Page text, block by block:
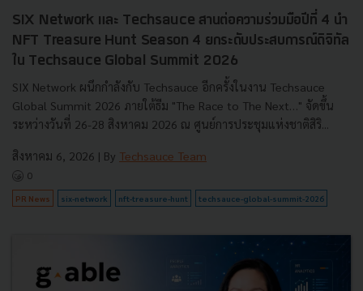
SIX Network และ Techsauce สานต่อความร่วมมือปีที่ 4 นำ
NFT Treasure Hunt Season 4 ยกระดับประสบการณ์ดิจิทัล
ใน Techsauce Global Summit 2026
SIX Network ผนึกกำลังกับ Techsauce อีกครั้งในงาน Techsauce
Global Summit 2026 ภายใต้ธีม "The Race to The Next…" จัดขึ้น
ระหว่างวันที่ 26-28 สิงหาคม 2026 ณ ศูนย์การประชุมแห่งชาติสิริ...
สิงหาคม 6, 2026 | By Techsauce Team
0
PR News six-network nft-treasure-hunt techsauce-global-summit-2026